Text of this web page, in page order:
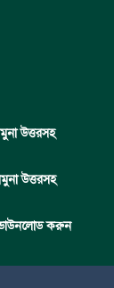
উত্তরসহ
উত্তরসহ
ডাউনলোড করুন